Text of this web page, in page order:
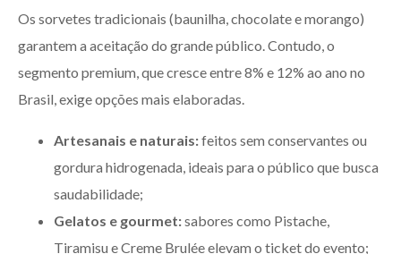
Os sorvetes tradicionais (baunilha, chocolate e morango)
garantem a aceitação do grande público. Contudo, o
segmento premium, que cresce entre 8% e 12% ao ano no
Brasil, exige opções mais elaboradas.
Artesanais e naturais:feitos sem conservantes ou
gordura hidrogenada, ideais para o público que busca
saudabilidade;
Gelatos e gourmet:sabores como Pistache,
Tiramisu e Creme Brulée elevam o ticket do evento;